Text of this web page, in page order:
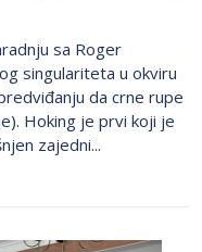
sa Roger
singulariteta u okviru
da crne rupe
Hoking je prvi koji je
zajedni...